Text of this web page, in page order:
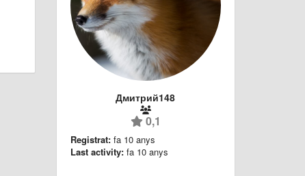
Дмитрий148
0,1
Registrat: fa 10 anys
Last activity: fa 10 anys